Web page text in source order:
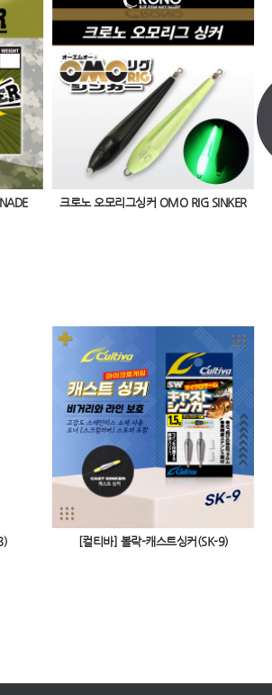
크로노 오모리그싱커 OMO RIG SINKER
[컬티바] 볼락-캐스트싱커(SK-9)